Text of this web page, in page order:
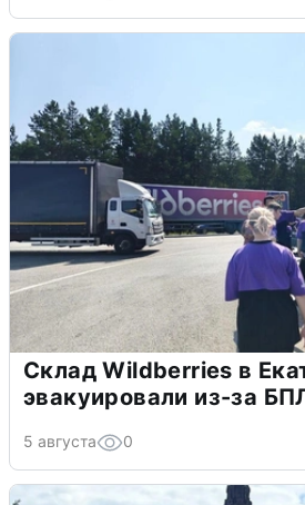
Склад Wildberries в
эвакуировали из-за
5 августа 0